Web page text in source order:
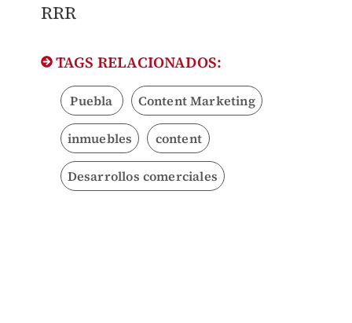
RRR
TAGS RELACIONADOS:
Puebla Content Marketing
inmuebles content
Desarrollos comerciales